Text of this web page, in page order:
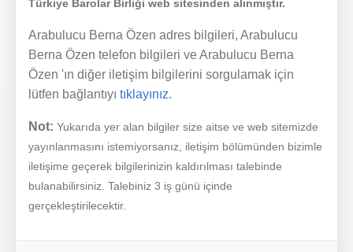
Türkiye Barolar Birliği web sitesinden alınmıştır.
Arabulucu Berna Özen adres bilgileri, Arabulucu
Berna Özen telefon bilgileri ve Arabulucu Berna
Özen 'ın diğer iletişim bilgilerini sorgulamak için
lütfen bağlantıyı tıklayınız.
Not: Yukarıda yer alan bilgiler size aitse ve web sitemizde
yayınlanmasını istemiyorsanız, iletişim bölümünden bizimle
iletişime geçerek bilgilerinizin kaldırılması talebinde
bulanabilirsiniz. Talebiniz 3 iş günü içinde
gerçekleştirilecektir.